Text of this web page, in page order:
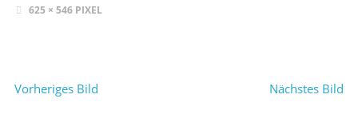
VOLLE625 × 546 PIXEL
Vorheriges Bild Nächstes Bild